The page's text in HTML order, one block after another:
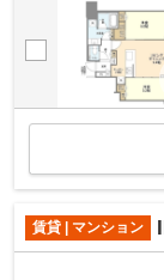
賃貸 | マンション